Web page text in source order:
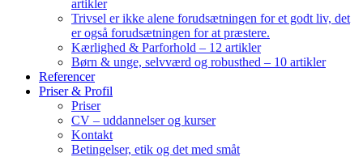
artikler
Trivsel er ikke alene forudsætningen for et godt liv, det
er også forudsætningen for at præstere.
Kærlighed & Parforhold – 12 artikler
Børn & unge, selvværd og robusthed – 10 artikler
Referencer
Priser & Profil
Priser
CV – uddannelser og kurser
Kontakt
Betingelser, etik og det med småt